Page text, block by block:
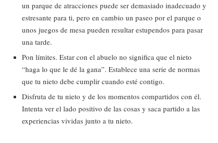
un parque de atracciones puede ser demasiado inadecuado y
estresante para ti, pero en cambio un paseo por el parque o
unos juegos de mesa pueden resultar estupendos para pasar
una tarde.
Pon límites. Estar con el abuelo no significa que el nieto
“haga lo que le dé la gana”. Establece una serie de normas
que tu nieto debe cumplir cuando esté contigo.
Disfruta de tu nieto y de los momentos compartidos con él.
Intenta ver el lado positivo de las cosas y saca partido a las
experiencias vividas junto a tu nieto.